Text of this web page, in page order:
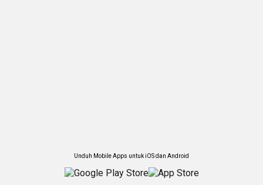
Unduh Mobile Apps untuk iOS dan Android